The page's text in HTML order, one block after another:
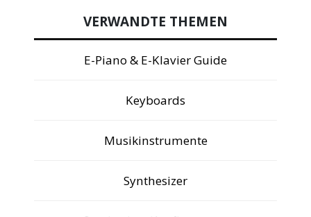
VERWANDTE THEMEN
E-Piano & E-Klavier Guide
Keyboards
Musikinstrumente
Synthesizer